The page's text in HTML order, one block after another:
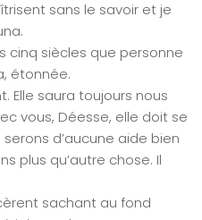
sans le savoir et je
cinq siècles que personne
étonnée.
Elle saura toujours nous
vous, Déesse, elle doit se
d’aucune aide bien
plus qu’autre chose. Il
sachant au fond